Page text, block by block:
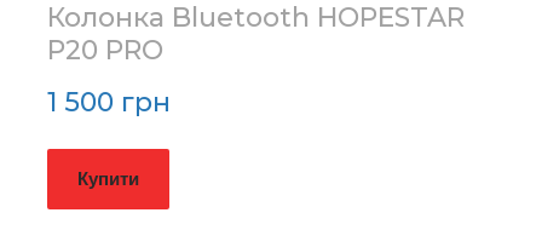
Колонка Bluetooth HOPESTAR
P20 PRO
1 500 грн
Купити